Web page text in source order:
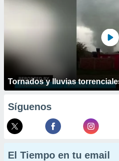
Tornados y lluvias
Síguenos
El Tiempo en tu email